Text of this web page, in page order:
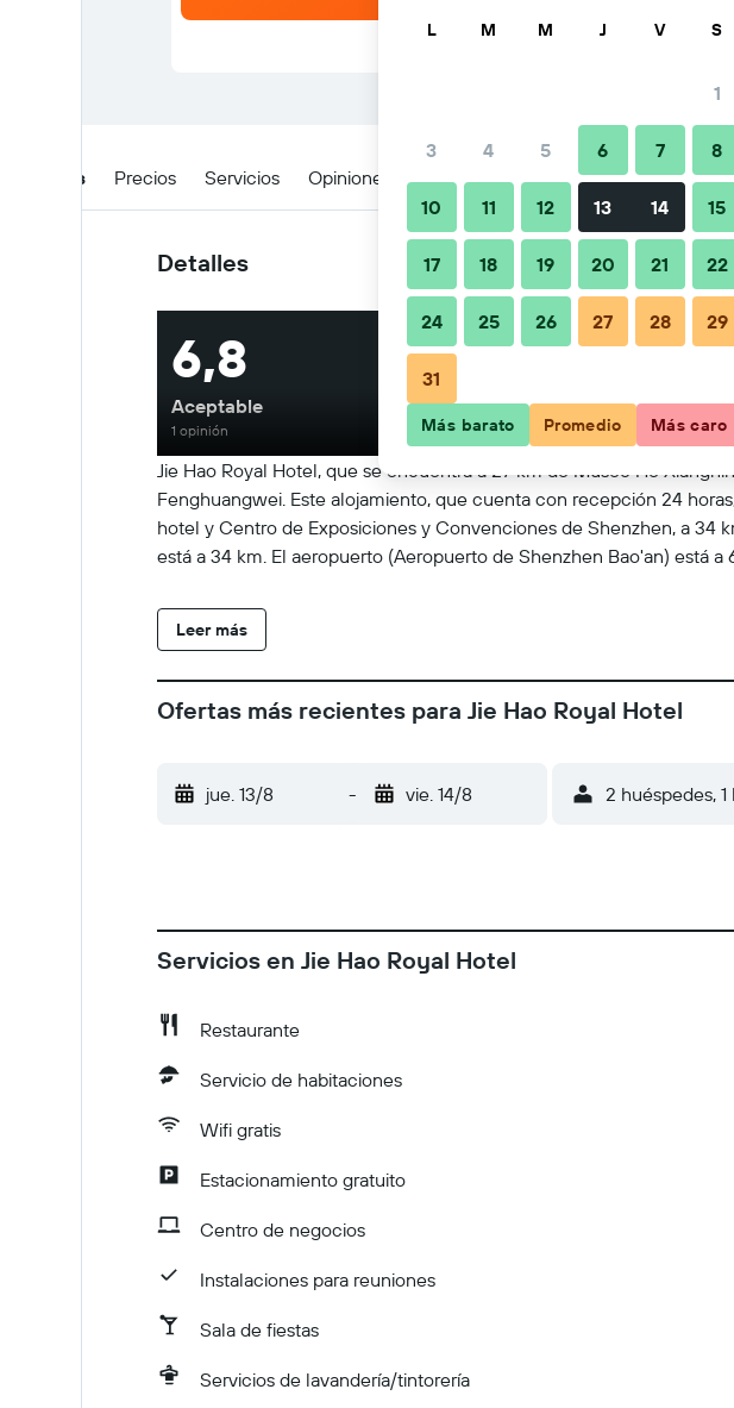
Detalles Precios Servicios Opiniones Ubicación Consejos y preguntas
Detalles
Jie Hao Royal Hotel, que se encuentra a 27 km de Museo He
Fenghuangwei. Este alojamiento, que cuenta con recepción 24
hotel y Centro de Exposiciones y Convenciones de Shenzhen, a 34
está a 34 km. El aeropuerto (Aeropuerto de Shenzhen Bao'an) está a
Leer más
6,8
Aceptable
1 opinión
Ofertas más recientes para Jie Hao Royal Hotel
jue. 13/8 - vie. 14/8 2 huéspedes, 1
Servicios en Jie Hao Royal Hotel
Restaurante
Servicio de habitaciones
Wifi gratis
Estacionamiento gratuito
Centro de negocios
Instalaciones para reuniones
Sala de fiestas
Servicios de lavandería/tintorería
L M M J V S
1
3 4 5 6 7 8
10 11 12 13 14 15
17 18 19 20 21 22
24 25 26 27 28 29
31
Más barato Promedio Más caro